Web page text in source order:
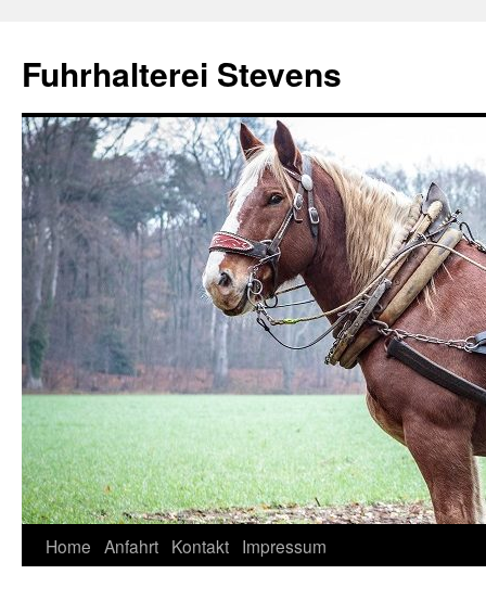
Fuhrhalterei Stevens
Springe
Home Anfahrt Kontakt Impressum